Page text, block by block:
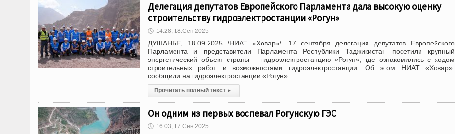
Делегация депутатов Европейского Парламента дала высокую оценку
строительству гидроэлектростанции «Рогун»
🕔 14:28, 18.Сен 2025
ДУШАНБЕ, 18.09.2025 /НИАТ «Ховар»/. 17 сентября делегация депутатов Европейского
Парламента и представители Парламента Республики Таджикистан посетили крупный
энергетический объект страны – гидроэлектростанцию «Рогун», где ознакомились с ходом
строительных работ и возможностями гидроэлектростанции. Об этом НИАТ «Ховар»
сообщили на гидроэлектростанции «Рогун».
Прочитать полный текст ▸
Он одним из первых воспевал Рогунскую ГЭС
🕔 16:03, 17.Сен 2025